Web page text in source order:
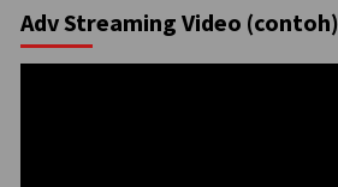
Adv Streaming Video (contoh)